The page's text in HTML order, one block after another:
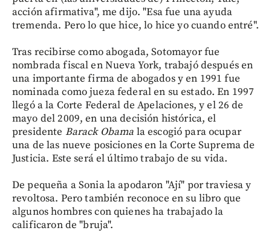
acción afirmativa", me dijo. "Esa fue una ayuda
tremenda. Pero lo que hice, lo hice yo cuando entré".
Tras recibirse como abogada, Sotomayor fue
nombrada fiscal en Nueva York, trabajó después en
una importante firma de abogados y en 1991 fue
nominada como jueza federal en su estado. En 1997
llegó a la Corte Federal de Apelaciones, y el 26 de
mayo del 2009, en una decisión histórica, el
presidente Barack Obama la escogió para ocupar
una de las nueve posiciones en la Corte Suprema de
Justicia. Este será el último trabajo de su vida.
De pequeña a Sonia la apodaron "Ají" por traviesa y
revoltosa. Pero también reconoce en su libro que
algunos hombres con quienes ha trabajado la
calificaron de "bruja".